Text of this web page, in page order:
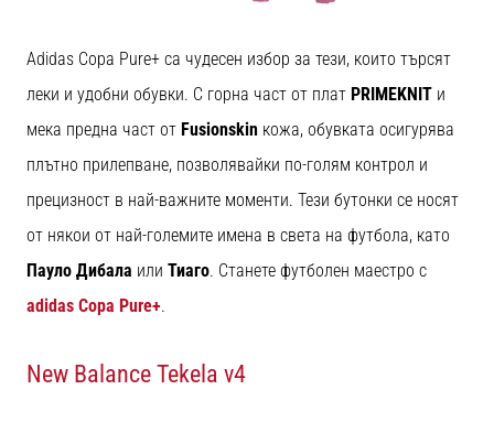
Adidas Copa Pure+ са чудесен избор за тези, които търсят
леки и удобни обувки. С горна част от плат PRIMEKNIT и
мека предна част от Fusionskin кожа, обувката осигурява
плътно прилепване, позволявайки по-голям контрол и
прецизност в най-важните моменти. Тези бутонки се носят
от някои от най-големите имена в света на футбола, като
Пауло Дибала или Тиаго. Станете футболен маестро с
adidas Copa Pure+.
New Balance Tekela v4